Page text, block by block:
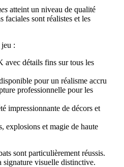
atteint un niveau de qualité
faciales sont réalistes et les
:
avec détails fins sur tous les
pour un réalisme accru
professionnelle pour les
impressionnante de décors et
explosions et magie de haute
sont particulièrement réussis.
signature visuelle distinctive.